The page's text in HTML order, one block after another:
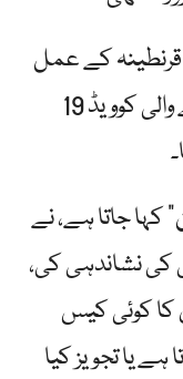
میں قرنطینہ کے عمل
سے گزرنا پڑا جو ایک سال بعد پھیلنے والی کوویڈ 19
کہا جاتا ہے، نے
کی نشاندہی کی،
کا کوئی کیس
ہے یا تجویز کیا